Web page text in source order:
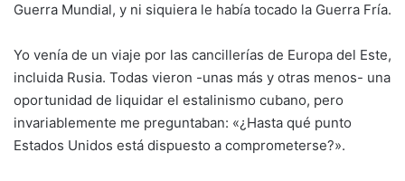
Guerra Mundial, y ni siquiera le había tocado la Guerra Fría.
Yo venía de un viaje por las cancillerías de Europa del Este,
incluida Rusia. Todas vieron -unas más y otras menos- una
oportunidad de liquidar el estalinismo cubano, pero
invariablemente me preguntaban: «¿Hasta qué punto
Estados Unidos está dispuesto a comprometerse?».